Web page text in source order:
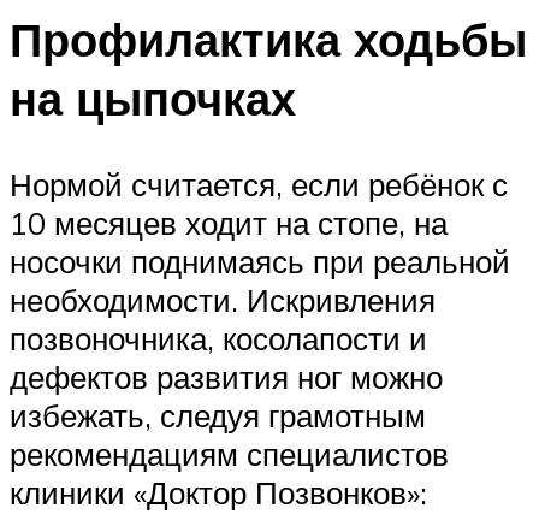
Профилактика ходьбы
на цыпочках
Нормой считается, если ребёнок с
10 месяцев ходит на стопе, на
носочки поднимаясь при реальной
необходимости. Искривления
позвоночника, косолапости и
дефектов развития ног можно
избежать, следуя грамотным
рекомендациям специалистов
клиники «Доктор Позвонков»: